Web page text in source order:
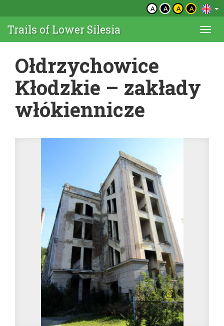
A A A A
Trails of Lower Silesia
Ołdrzychowice
Kłodzkie – zakłady
włókiennicze